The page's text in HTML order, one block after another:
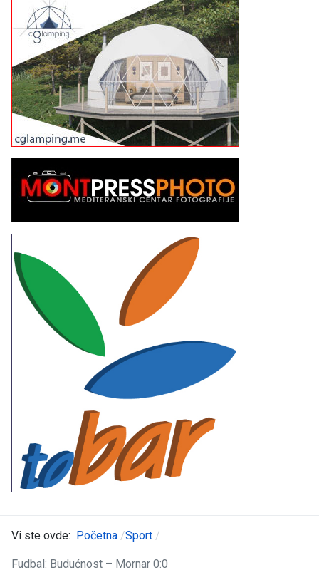
Vi ste ovde: Početna Sport
Fudbal: Budućnost – Mornar 0:0